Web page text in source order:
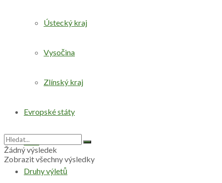
Ústecký kraj
Vysočina
Zlínský kraj
Evropské státy
Svět
Druhy výletů
Žádný výsledek
Zobrazit všechny výsledky